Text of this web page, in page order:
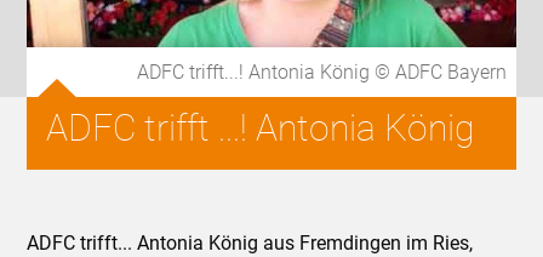
ADFC trifft...! Antonia König © ADFC Bayern
ADFC trifft ...! Antonia König
ADFC trifft... Antonia König aus Fremdingen im Ries,